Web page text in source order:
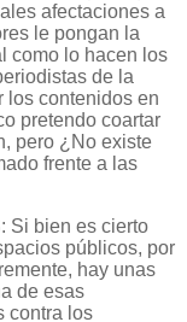
afectaciones a
le pongan la
como lo hacen los
de la
los contenidos en
pretendo coartar
pero ¿No existe
frente a las
Si bien es cierto
públicos, por
hay unas
de esas
contra los